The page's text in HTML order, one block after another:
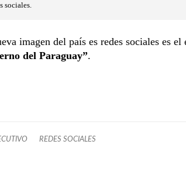
sociales.
imagen del país es redes sociales es el
del Paraguay”.
REDES SOCIALES